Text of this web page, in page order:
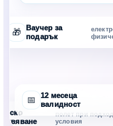
🎁
Ваучер за
подарък
условия
📅
12 месеца
валидност